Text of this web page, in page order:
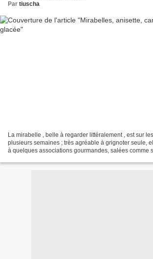
Par tiuscha
La mirabelle , belle à regarder littéralement , est sur
plusieurs semaines ; très agréable à grignoter seule,
à quelques associations gourmandes, salées comme